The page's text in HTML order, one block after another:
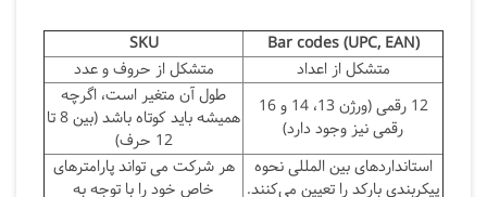
Bar codes (UPC, EAN)
SKU
متشکل از اعداد
متشکل از حروف و عدد
12 رقمی (ورژن 13، 14 و 16
رقمی نیز وجود دارد)
طول آن متغیر است، اگرچه
همیشه باید کوتاه باشد (بین 8 تا
12 حرف)
استانداردهای بین المللی نحوه
پیکربندی بارکد را تعیین می‌کنند.
هر شرکت می تواند پارامترهای
خاص خود را با توجه به